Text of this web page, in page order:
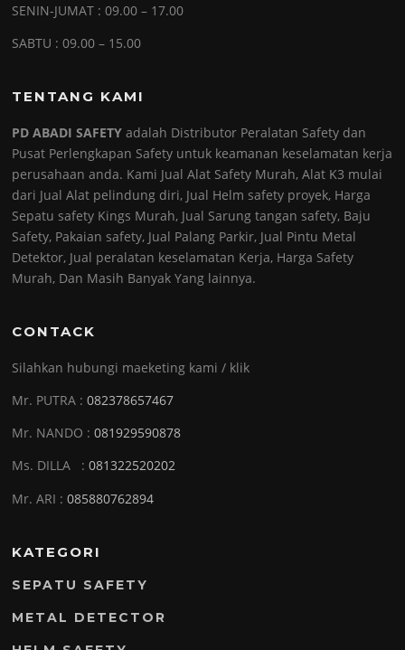
SENIN-JUMAT : 09.00 – 17.00
SABTU : 09.00 – 15.00
TENTANG KAMI
PD ABADI SAFETY adalah Distributor Peralatan Safety dan
Pusat Perlengkapan Safety untuk keamanan keselamatan kerja
perusahaan anda. Kami Jual Alat Safety Murah, Alat K3 mulai
dari Jual Alat pelindung diri, Jual Helm safety proyek, Harga
Sepatu safety Kings Murah, Jual Sarung tangan safety, Baju
Safety, Pakaian safety, Jual Palang Parkir, Jual Pintu Metal
Detektor, Jual peralatan keselamatan Kerja, Harga Safety
Murah, Dan Masih Banyak Yang lainnya.
CONTACK
Silahkan hubungi maeketing kami / klik
Mr. PUTRA :082378657467
Mr. NANDO :081929590878
Ms. DILLA :081322520202
Mr. ARI :085880762894
KATEGORI
SEPATU SAFETY
METAL DETECTOR